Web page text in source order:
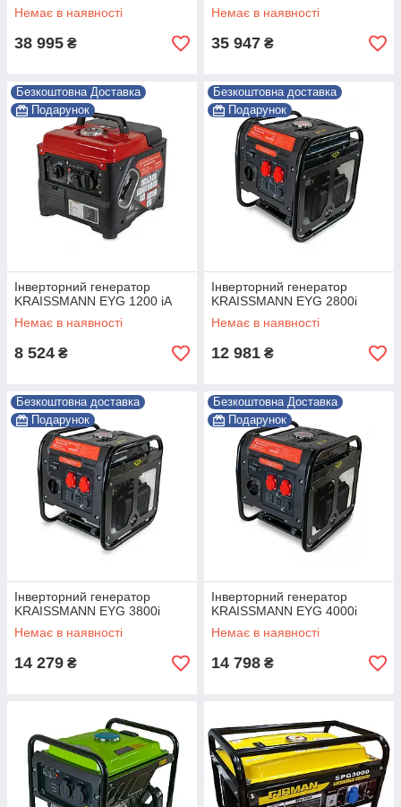
Немає в наявності
38 995 ₴
Немає в наявності
35 947 ₴
Безкоштовна Доставка
Подарунок
Інверторний генератор
KRAISSMANN EYG 1200 iA
Немає в наявності
8 524 ₴
Безкоштовна доставка
Подарунок
Інверторний генератор
KRAISSMANN EYG 2800i
Немає в наявності
12 981 ₴
Безкоштовна доставка
Подарунок
Інверторний генератор
KRAISSMANN EYG 3800i
Немає в наявності
14 279 ₴
Безкоштовна Доставка
Подарунок
Інверторний генератор
KRAISSMANN EYG 4000i
Немає в наявності
14 798 ₴